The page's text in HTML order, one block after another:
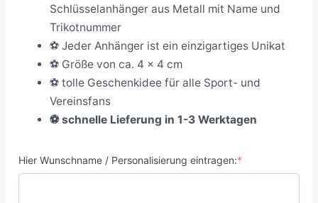
Schlüsselanhänger aus Metall mit Name und
Trikotnummer
⚽ Jeder Anhänger ist ein einzigartiges Unikat
⚽ Größe von ca. 4 x 4 cm
⚽ tolle Geschenkidee für alle Sport- und
Vereinsfans
⚽schnelle Lieferung in 1-3 Werktagen
Hier Wunschname / Personalisierung eintragen:*